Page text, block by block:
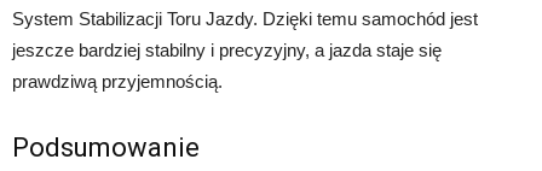
System Stabilizacji Toru Jazdy. Dzięki temu samochód jest
jeszcze bardziej stabilny i precyzyjny, a jazda staje się
prawdziwą przyjemnością.
Podsumowanie